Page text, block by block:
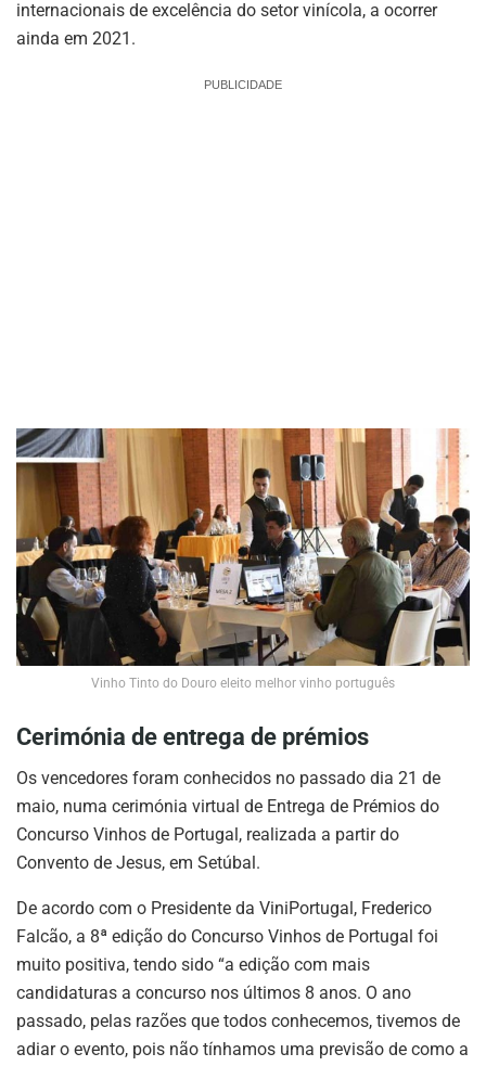
internacionais de excelência do setor vinícola, a ocorrer
ainda em 2021.
PUBLICIDADE
Vinho Tinto do Douro eleito melhor vinho português
Cerimónia de entrega de prémios
Os vencedores foram conhecidos no passado dia 21 de
maio, numa cerimónia virtual de Entrega de Prémios do
Concurso Vinhos de Portugal, realizada a partir do
Convento de Jesus, em Setúbal.
De acordo com o Presidente da ViniPortugal, Frederico
Falcão, a 8ª edição do Concurso Vinhos de Portugal foi
muito positiva, tendo sido “a edição com mais
candidaturas a concurso nos últimos 8 anos. O ano
passado, pelas razões que todos conhecemos, tivemos de
adiar o evento, pois não tínhamos uma previsão de como a